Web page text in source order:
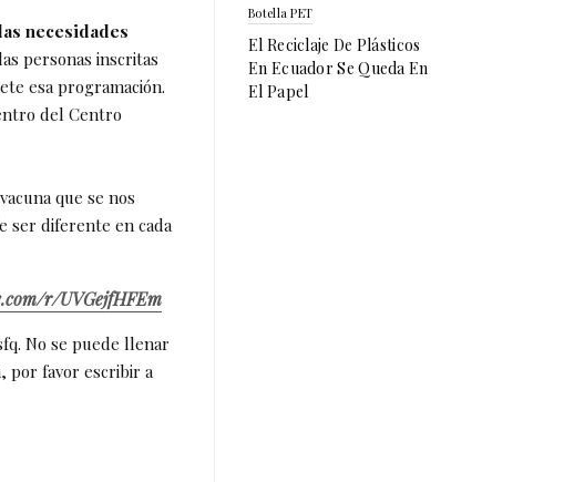
necesidades
personas inscritas
esa programación.
del Centro
que se nos
ser diferente en cada
r/UVGejfHFEm
No se puede llenar
por favor escribir a
Botella PET
El Reciclaje De Plásticos
En Ecuador Se Queda En
El Papel